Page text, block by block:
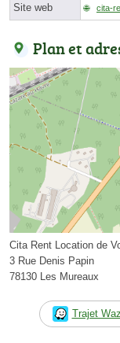
Site web cita-
Plan et
Cita Rent Location de
3 Rue Denis Papin
78130 Les Mureaux
Trajet